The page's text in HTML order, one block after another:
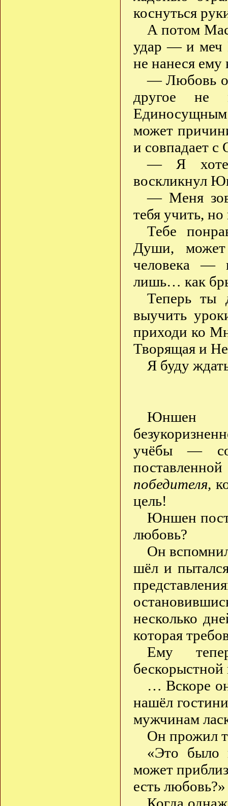
коснуться
А потом
удар — и меч
не нанеся ему
— Любовь
другое не
может
и совпадает
— Я
воскликнул
— Меня
тебя учить, но
Тебе
Души,
человека —
лишь… как
Теперь ты
выучить
приходи ко
Творящая и
Я буду
Юншен
учёбы —
победителя,
цель!
Юншен
любовь?
Он
шёл и
несколько
которая
Ему
… Вскоре
нашёл
мужчинам
Он прожил
«Это было
может
есть